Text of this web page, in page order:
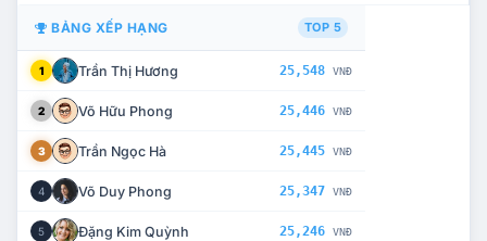
BẢNG XẾP HẠNG TOP 5
1 Trần Thị Hương 25,548 VNĐ
2 Võ Hữu Phong 25,446 VNĐ
3 Trần Ngọc Hà 25,445 VNĐ
4 Võ Duy Phong 25,347 VNĐ
5 Đặng Kim Quỳnh 25,246 VNĐ